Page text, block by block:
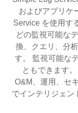
およびアプリケ
Service を使用す
どの監視可能な
換、クエリ、分
す。 監視可能な
ともできます
O&M、運用、セ
でインテリジェン